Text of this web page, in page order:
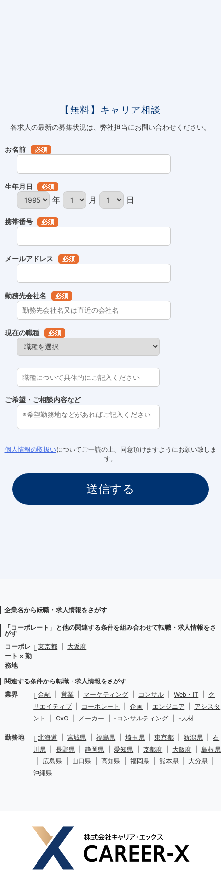
【無料】キャリア相談
各求人の最新の募集状況は、弊社担当にお問い合わせください。
お名前 必須
生年月日 必須
年 月 日
携帯番号 必須
メールアドレス 必須
勤務先会社名 必須
現在の職種 必須
ご希望・ご相談内容など
個人情報の取扱いについてご一読の上、同意頂けますようにお願い致しま
す。
企業名から転職・求人情報をさがす
「コーポレート」と他の関連する条件を組み合わせて転職・求人情報をさ
がす
コーポレ
ート × 勤
務地
東京都 大阪府
関連する条件から転職・求人情報をさがす
業界
金融 営業 マーケティング コンサル Web・IT
ク
リエイティブ
コーポレート 企画 エンジニア
アシスタ
ント
CxO メーカー -コンサルティング -人材
勤務地 北海道 宮城県 福島県 埼玉県 東京都 新潟県
石
川県
長野県 静岡県 愛知県 京都府 大阪府
島根県
広島県 山口県 高知県 福岡県 熊本県 大分県
沖縄県